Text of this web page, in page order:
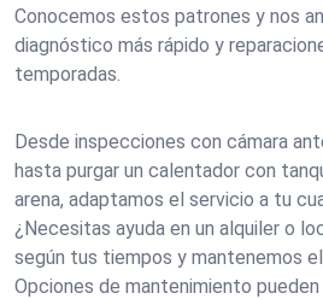
Conocemos estos patrones y nos
diagnóstico más rápido y
temporadas.
Desde inspecciones con cámara
hasta purgar un calentador con
arena, adaptamos el servicio a tu
¿Necesitas ayuda en un alquiler o
según tus tiempos y mantenemos
Opciones de mantenimiento